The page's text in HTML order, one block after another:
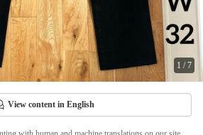
1 /7
View content in English